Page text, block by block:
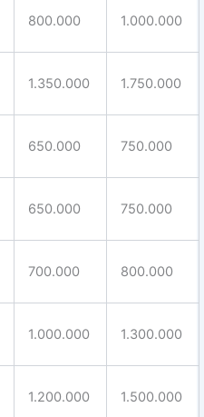
800.000 1.000.000
1.350.000 1.750.000
650.000 750.000
650.000 750.000
700.000 800.000
1.000.000 1.300.000
1.200.000 1.500.000